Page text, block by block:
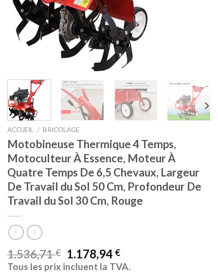
ACCUEIL / BRICOLAGE
Motobineuse Thermique 4 Temps,
Motoculteur À Essence, Moteur À
Quatre Temps De 6,5 Chevaux, Largeur
De Travail du Sol 50 Cm, Profondeur De
Travail du Sol 30 Cm, Rouge
1.536,71€ 1.178,94 €
Tous les prix incluent la TVA.